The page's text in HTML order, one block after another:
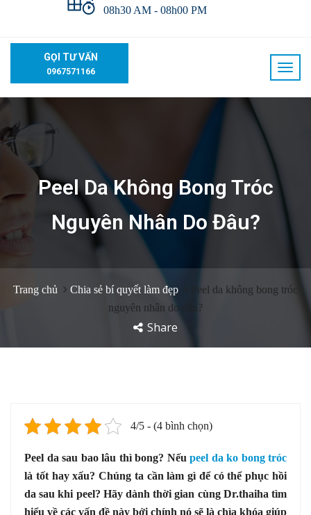
08h30 AM - 08h00 PM
GỌI TƯ VẤN
0967571166
Peel Da Không Bong Tróc
Nguyên Nhân Do Đâu?
Trang chủ Chia sẻ bí quyết làm đẹp
Peel da không bong tróc
nguyên nhân do đâu?
Share
4/5 - (4 bình chọn)
Peel da sau bao lâu thì bong? Nếu peel da ko bong tróc
là tốt hay xấu? Chúng ta cần làm gì để có thể phục hồi
da sau khi peel? Hãy dành thời gian cùng Dr.thaiha tìm
hiểu về các vấn đề này bởi chính nó sẽ là chìa khóa giúp